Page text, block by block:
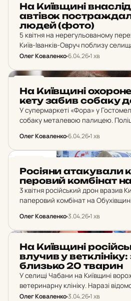
На Ки­їв­щи­ні
ав­ті­вок
людей (фото)
5 квітня на нерегульованому
Київ-Іванків-Овруч поблизу
аварія. 41-річний водій ВАЗ-2102,
Олег Коваленко6.04.261 хв
На Ки­їв­щи­ні
ке­ту забив собаку
У супермаркеті «Фора» у
собаку металевою палицею.
жорстоке поводження з тваринами.
Олег Коваленко6.04.261 хв
Ро­сі­я­ни ата­ку­ва­ли
пе­ро­вий ком­бі­нат
3 квітня російський дрон вразив
паперовий комбінат на
загрожує постачанню продукції.
Олег Коваленко3.04.261 хв
На Ки­їв­щи­ні
влучив у
близь­ко 20 тварин
У селищі Чабани на Київщині
ветеринарну клініку. Наразі
загиблих тварин. Рятувальники
Олег Коваленко3.04.261 хв